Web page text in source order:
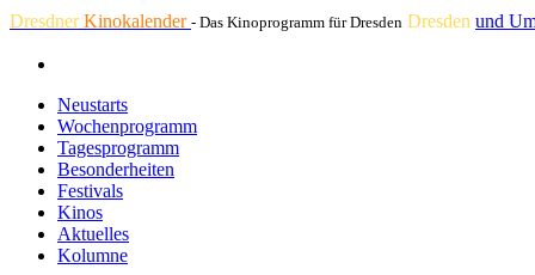
DresdnerKinokalender - Das Kinoprogramm für Dresden Dresden und
Neustarts
Wochenprogramm
Tagesprogramm
Besonderheiten
Festivals
Kinos
Aktuelles
Kolumne